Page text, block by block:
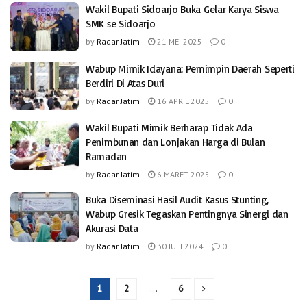
Wakil Bupati Sidoarjo Buka Gelar Karya Siswa
SMK se Sidoarjo
by Radar Jatim 21 MEI 2025 0
Wabup Mimik Idayana: Pemimpin Daerah Seperti
Berdiri Di Atas Duri
by Radar Jatim 16 APRIL 2025 0
Wakil Bupati Mimik Berharap Tidak Ada
Penimbunan dan Lonjakan Harga di Bulan
Ramadan
by Radar Jatim 6 MARET 2025 0
Buka Diseminasi Hasil Audit Kasus Stunting,
Wabup Gresik Tegaskan Pentingnya Sinergi dan
Akurasi Data
by Radar Jatim 30 JULI 2024 0
1 2 … 6